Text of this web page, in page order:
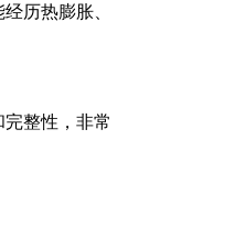
历热膨胀、
整性，非常